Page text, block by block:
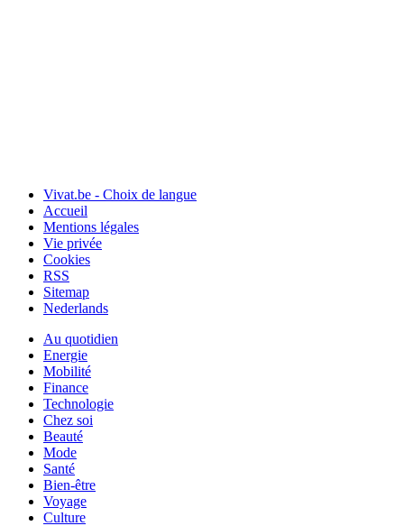
Vivat.be - Choix de langue
Accueil
Mentions légales
Vie privée
Cookies
RSS
Sitemap
Nederlands
Au quotidien
Energie
Mobilité
Finance
Technologie
Chez soi
Beauté
Mode
Santé
Bien-être
Voyage
Culture